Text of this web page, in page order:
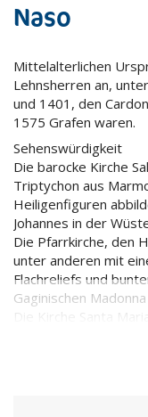
Naso
Mittelalterlichen
Lehnsherren an,
und 1401, den
1575 Grafen waren.
Sehenswürdigkeit
Die barocke Kirche
Triptychon aus
Heiligenfiguren
Johannes in der
Die Pfarrkirche, den
unter anderen mit
Flachreliefs und
Gaginischen
Die Kirche Santa